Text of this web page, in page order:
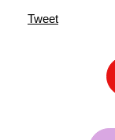
Tweet